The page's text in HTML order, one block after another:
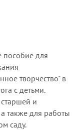
пособие для
творчество" в
с детьми.
и
а также для работы
саду.